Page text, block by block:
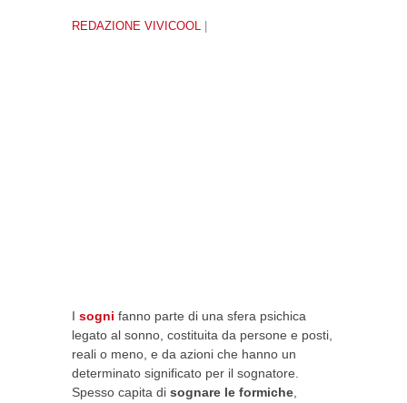
REDAZIONE VIVICOOL
I sogni fanno parte di una sfera psichica
legato al sonno, costituita da persone e posti,
reali o meno, e da azioni che hanno un
determinato significato per il sognatore.
Spesso capita di sognare le formiche